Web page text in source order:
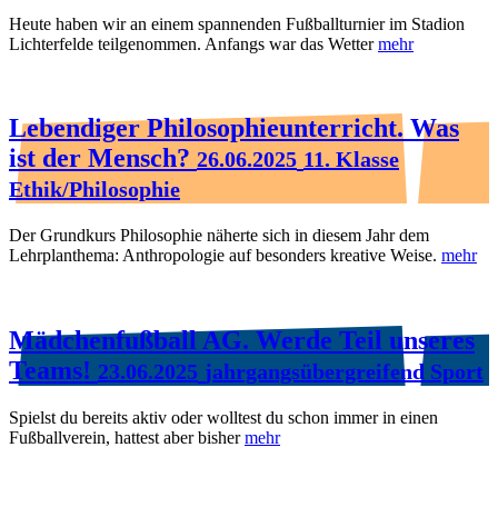
Heute haben wir an einem spannenden Fußballturnier im Stadion
Lichterfelde teilgenommen. Anfangs war das Wettermehr
Lebendiger Philosophieunterricht. Was
ist der Mensch? 26.06.2025 11. Klasse
Ethik/Philosophie
Der Grundkurs Philosophie näherte sich in diesem Jahr dem
Lehrplanthema: Anthropologie auf besonders kreative Weise. mehr
Mädchenfußball AG. Werde Teil unseres
Teams! 23.06.2025 jahrgangsübergreifend Sport
Spielst du bereits aktiv oder wolltest du schon immer in einen
Fußballverein, hattest aber bishermehr